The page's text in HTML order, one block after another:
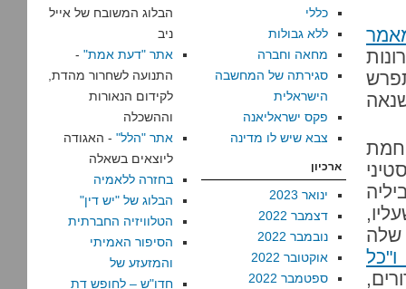
שלה
כללי
ללא גבולות
מחאה וחברה
סגירתה של המחשבה
הישראלית
פקס ישראליאנה
צבא שיש לו מדינה
ארכיון
ינואר 2023
דצמבר 2022
נובמבר 2022
אוקטובר 2022
ספטמבר 2022
הבלוג המשובח של אייל
ניב
אתר "דעת אמת" -
התנועה לשחרור מהדת,
לקידום הנאורות
וההשכלה
אתר "הלל" - האגודה
ליוצאים בשאלה
בחזרה ללאמיה
הבלוג של "יש דין"
הטלוויזיה החברתית
הסיפור האמיתי
והמזעזע של
חדו"ש – לחופש דת